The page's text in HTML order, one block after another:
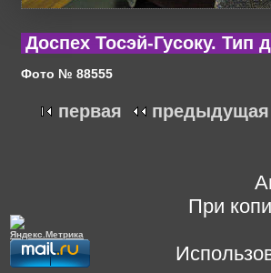
Доспех Тосэй-Гусоку. Тип
Фото № 88555
первая предыдущая
При